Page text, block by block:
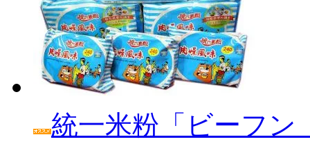
統一米粉「ビーフン